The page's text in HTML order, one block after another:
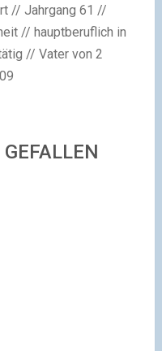
// Jahrgang 61 //
// hauptberuflich in
// Vater von 2